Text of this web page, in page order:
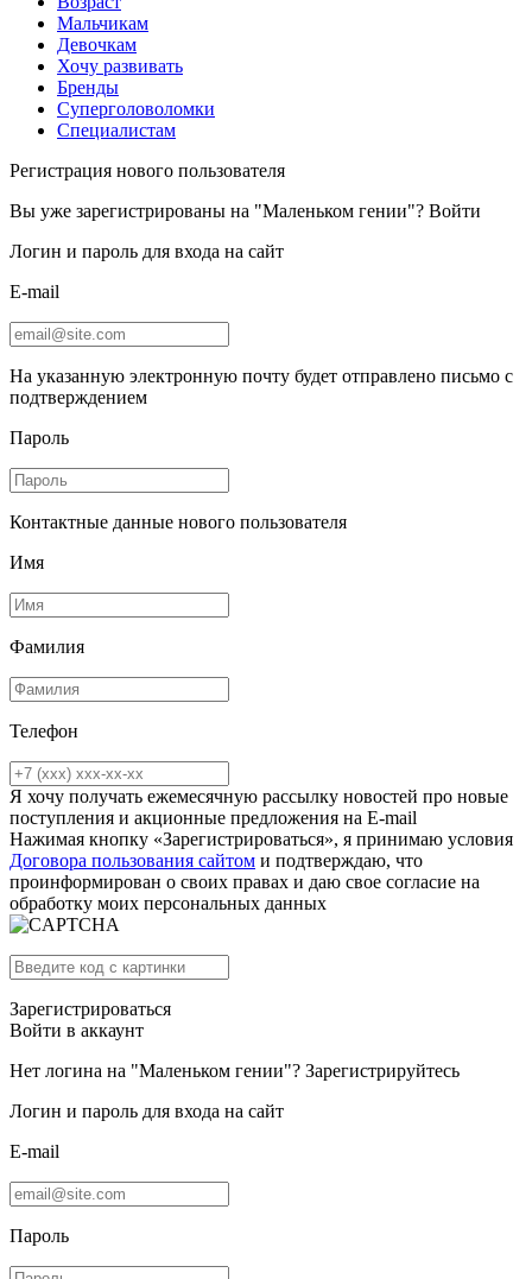
Мальчикам
Девочкам
Хочу развивать
Бренды
Суперголоволомки
Специалистам
Регистрация нового пользователя
Вы уже зарегистрированы на "Маленьком гении"? Войти
Логин и пароль для входа на сайт
E-mail
На указанную электронную почту будет отправлено письмо с
подтверждением
Пароль
Контактные данные нового пользователя
Имя
Фамилия
Телефон
Я хочу получать ежемесячную рассылку новостей про новые
поступления и акционные предложения на E-mail
Нажимая кнопку «Зарегистрироваться», я принимаю условия
Договора пользования сайтом и подтверждаю, что
проинформирован о своих правах и даю свое согласие на
обработку моих персональных данных
Зарегистрироваться
Войти в аккаунт
Нет логина на "Маленьком гении"? Зарегистрируйтесь
Логин и пароль для входа на сайт
E-mail
Пароль